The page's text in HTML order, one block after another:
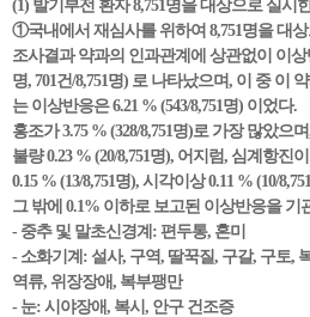
(1) 발기부전 환자 8,751명을 대상으로 실시
①국내에서 재심사를 위하여 8,751명을 대
조사결과 약과의 인과관계에 상관없이 이상
명, 701건/8,751명) 로 나타났으며, 이 중 이
는 이상반응은 6.21 % (543/8,751명) 이었다.
홍조가 3.75 % (328/8,751명)로 가장 많았으
불량 0.23 % (20/8,751명), 어지럼, 심계항진
0.15 % (13/8,751명), 시각이상 0.11 % (10/
그 밖에 0.1% 이하로 보고된 이상반응을 기
- 중추 및 말초신경계: 편두통, 혼미
- 소화기계: 설사, 구역, 딸꾹질, 구갈, 구토,
역류, 위장장애, 복부팽만
- 눈: 시야장애, 복시, 안구 건조증